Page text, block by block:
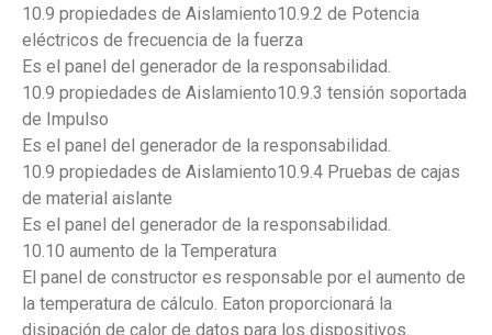
10.9 propiedades de Aislamiento10.9.2 de Potencia
eléctricos de frecuencia de la fuerza
Es el panel del generador de la responsabilidad.
10.9 propiedades de Aislamiento10.9.3 tensión soportada
de Impulso
Es el panel del generador de la responsabilidad.
10.9 propiedades de Aislamiento10.9.4 Pruebas de cajas
de material aislante
Es el panel del generador de la responsabilidad.
10.10 aumento de la Temperatura
El panel de constructor es responsable por el aumento de
la temperatura de cálculo. Eaton proporcionará la
disipación de calor de datos para los dispositivos.